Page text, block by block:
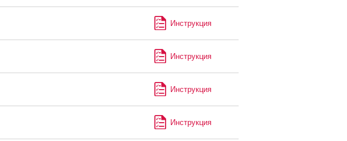
Инструкция
Инструкция
Инструкция
Инструкция